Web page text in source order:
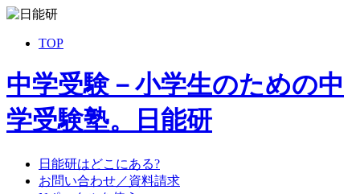
TOP
中学受験－小学生のための中
学受験塾。日能研
日能研はどこにある?
お問い合わせ／資料請求